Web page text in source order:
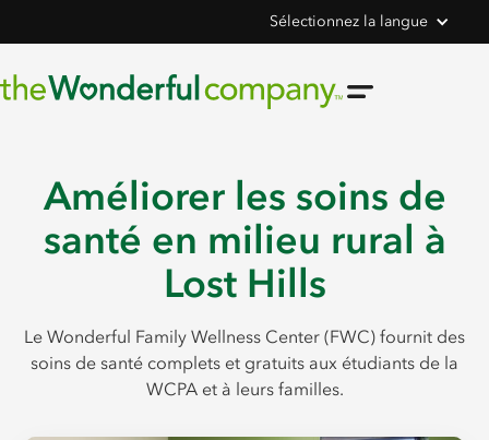
Sélectionnez la langue
Améliorer les soins de
santé en milieu rural à
Lost Hills
Le Wonderful Family Wellness Center (FWC) fournit des
soins de santé complets et gratuits aux étudiants de la
WCPA et à leurs familles.